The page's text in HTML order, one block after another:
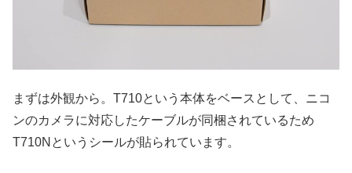
まずは外観から。T710という本体をベースとして、ニコ
ンのカメラに対応したケーブルが同梱されているため
T710Nというシールが貼られています。